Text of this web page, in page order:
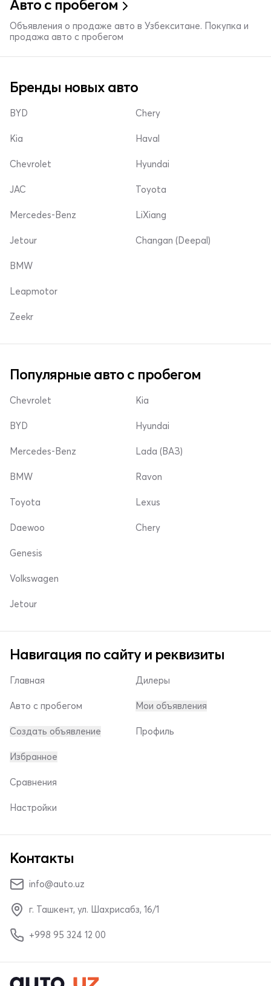
Авто с пробегом
Объявления о продаже авто в Узбекситане. Покупка и
продажа авто с пробегом
Бренды новых авто
BYD
Kia
Chevrolet
Chery
Haval
Hyundai
JAC
Mercedes-Benz
Jetour
Toyota
LiXiang
Changan (Deepal)
BMW
Leapmotor
Zeekr
Популярные авто с пробегом
Chevrolet
BYD
Mercedes-Benz
Kia
Hyundai
Lada (ВАЗ)
BMW
Toyota
Daewoo
Ravon
Lexus
Chery
Genesis
Volkswagen
Jetour
Навигация по сайту и реквизиты
Главная
Авто с пробегом
Создать объявление
Дилеры
Мои объявления
Профиль
Избранное
Сравнения
Настройки
Контакты
info@auto.uz
г. Ташкент, ул. Шахрисабз, 16/1
+998 95 324 12 00